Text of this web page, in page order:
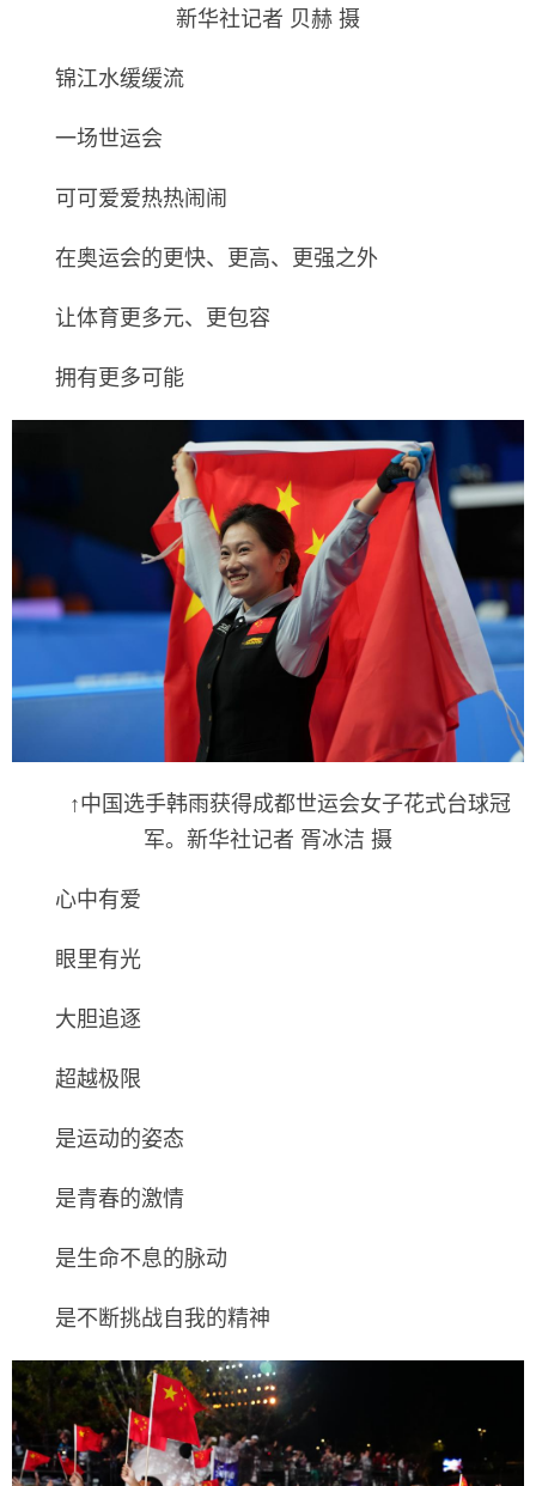
新华社记者 贝赫 摄
锦江水缓缓流
一场世运会
可可爱爱热热闹闹
在奥运会的更快、更高、更强之外
让体育更多元、更包容
拥有更多可能
↑中国选手韩雨获得成都世运会女子花式台球冠
军。新华社记者 胥冰洁 摄
心中有爱
眼里有光
大胆追逐
超越极限
是运动的姿态
是青春的激情
是生命不息的脉动
是不断挑战自我的精神